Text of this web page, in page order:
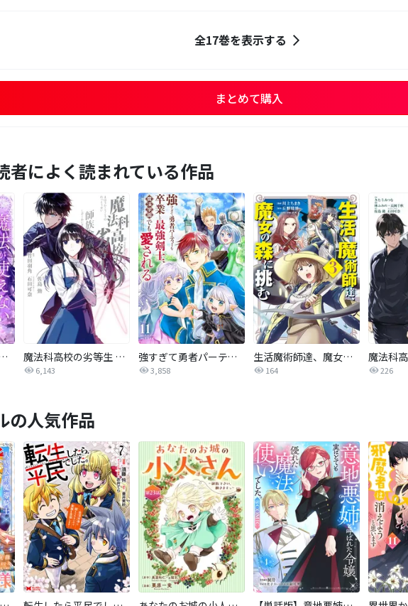
全17巻を表示する
まとめて購入
者によく読まれている作品
に転生しました【タテヨミ】 魔法科高校の劣等生 師族会議編
6,143
強すぎて勇者パーティーを卒業した最強剣士、魔法学園でも愛される
3,858
生活魔術師達、魔女の森に挑む
164 226
の人気作品